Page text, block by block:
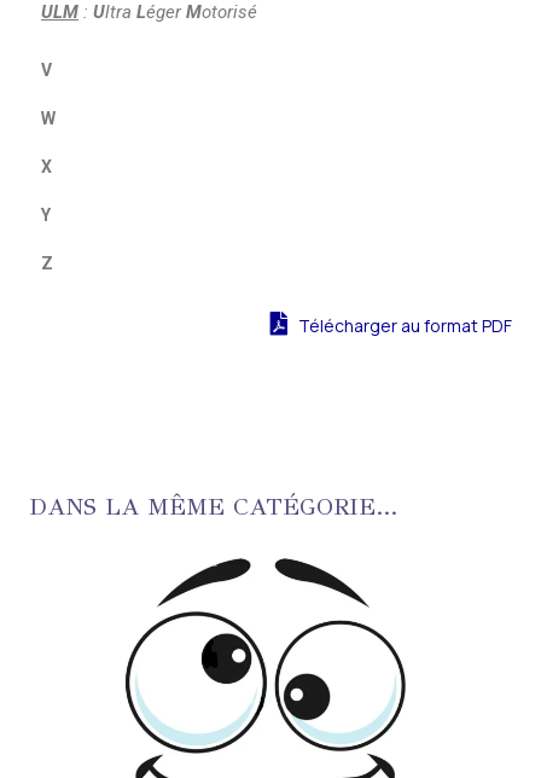
ULM : Ultra LégerMotorisé
V
W
X
Y
Z
Télécharger au format PDF
DANS LA MÊME CATÉGORIE...